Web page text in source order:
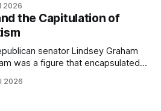
on the situation facing the
after the murder of General
2026
the Capitulation of
senator Lindsey Graham
was a figure that encapsulated
alien to its establishment.
2026